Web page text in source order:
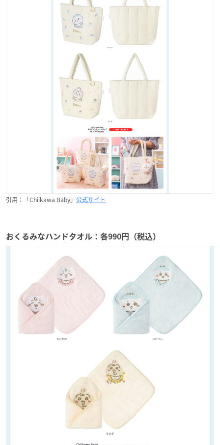
引用：「Chiikawa Baby」 公式サイト
おくるみなハンドタオル：各990円（税込）